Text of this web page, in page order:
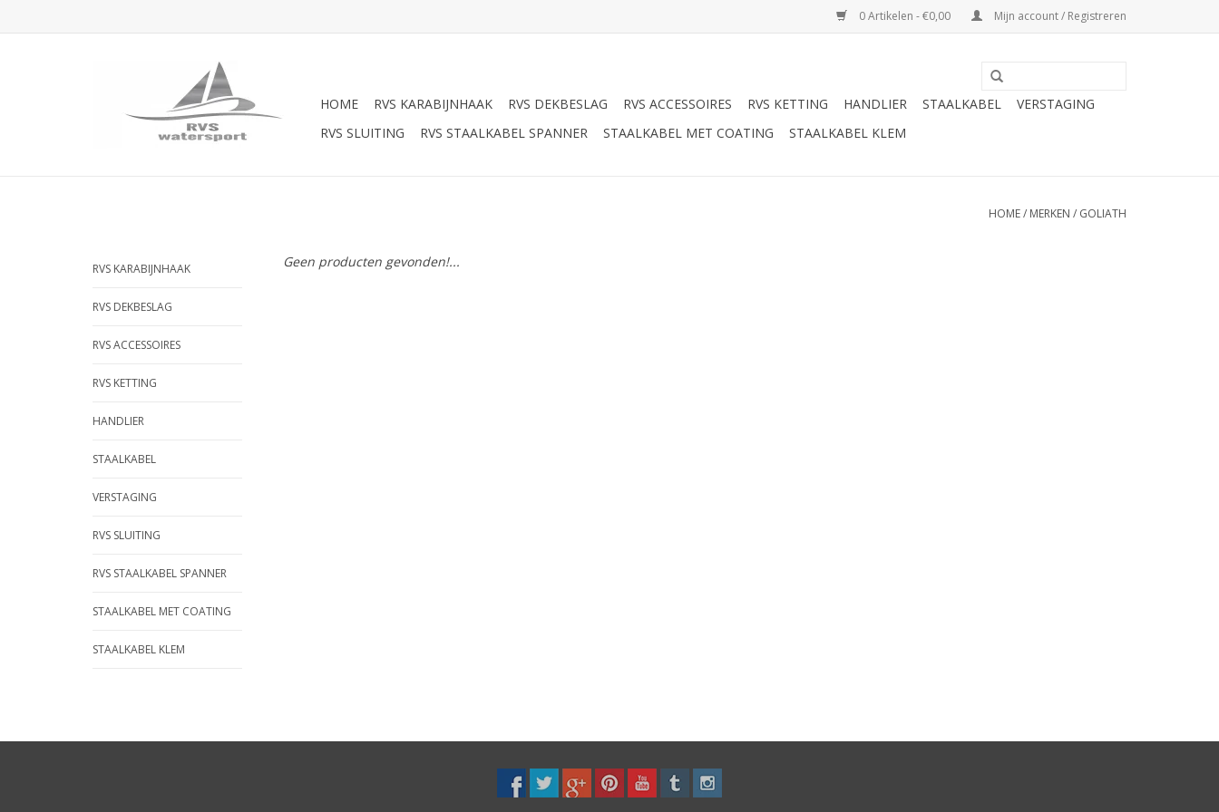
0 Artikelen - €0,00 Mijn account / Registreren
HOME RVS KARABIJNHAAK RVS DEKBESLAG RVS ACCESSOIRES RVS KETTING HANDLIER STAALKABEL
VERSTAGING
RVS SLUITING
RVS STAALKABEL SPANNER STAALKABEL MET COATING STAALKABEL KLEM
HOME/ MERKEN / GOLIATH
RVS KARABIJNHAAK
RVS DEKBESLAG
RVS ACCESSOIRES
RVS KETTING
HANDLIER
STAALKABEL
VERSTAGING
RVS SLUITING
RVS STAALKABEL SPANNER
STAALKABEL MET COATING
STAALKABEL KLEM
Geen producten gevonden!...